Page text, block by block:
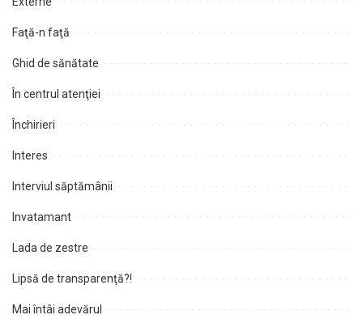
Faţă-n faţă
Ghid de sănătate
În centrul atenţiei
Închirieri
Interes
Interviul săptămânii
Invatamant
Lada de zestre
Lipsă de transparenţă?!
Mai întâi adevărul